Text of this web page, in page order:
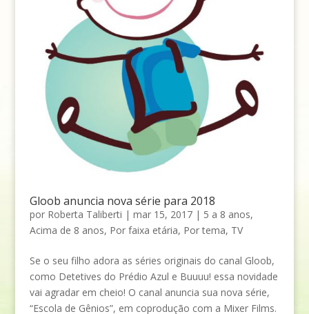
Gloob anuncia nova série para 2018
por Roberta Taliberti | mar 15, 2017| 5 a 8 anos,
Acima de 8 anos, Por faixa etária, Por tema, TV
Se o seu filho adora as séries originais do canal Gloob,
como Detetives do Prédio Azul e Buuuu! essa novidade
vai agradar em cheio! O canal anuncia sua nova série,
“Escola de Gênios”, em coprodução com a Mixer Films.